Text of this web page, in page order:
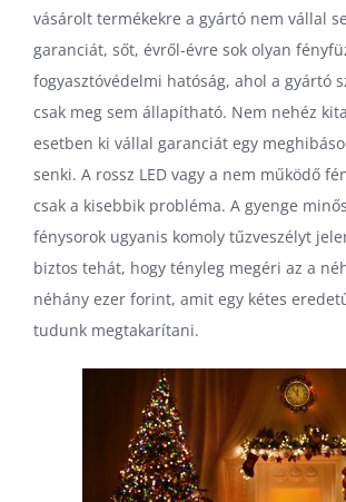
vásárolt termékekre a gyártó nem vállal
garanciát, sőt, évről-évre sok olyan
fogyasztóvédelmi hatóság, ahol a gyártó
csak meg sem állapítható. Nem nehéz
esetben ki vállal garanciát egy
senki. A rossz LED vagy a nem működő
csak a kisebbik probléma. A gyenge
fénysorok ugyanis komoly tűzveszélyt
biztos tehát, hogy tényleg megéri az a
néhány ezer forint, amit egy kétes
tudunk megtakarítani.